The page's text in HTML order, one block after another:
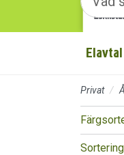
Elavtal
Privat